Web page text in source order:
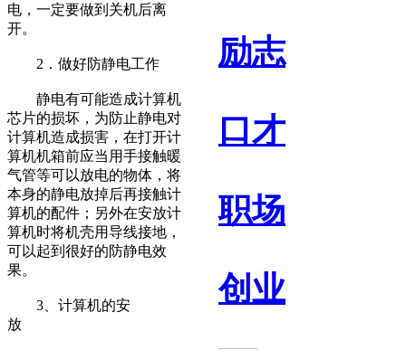
励志
口才
职场
创业
电，一定要做到关机后离
开。
2．做好防静电工作
静电有可能造成计算机
芯片的损坏，为防止静电对
计算机造成损害，在打开计
算机机箱前应当用手接触暖
气管等可以放电的物体，将
本身的静电放掉后再接触计
算机的配件；另外在安放计
算机时将机壳用导线接地，
可以起到很好的防静电效
果。
3、计算机的安
放